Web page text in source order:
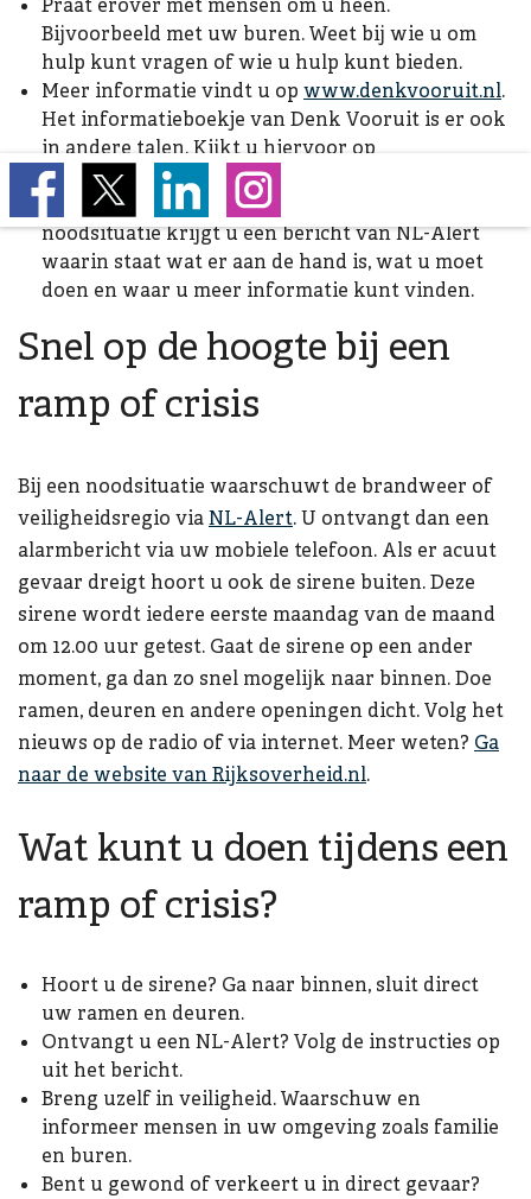
Praat erover met mensen om u heen.
Bijvoorbeeld met uw buren. Weet bij wie u om
hulp kunt vragen of wie u hulp kunt bieden.
Meer informatie vindt u op www.denkvooruit.nl.
Het informatieboekje van Denk Vooruit is er ook
in andere talen. Kijkt u hiervoor op
www.denkvooruit.nl/vertalingen
Stel NL-Alert in op uw mobiele telefoon
noodsituatie krijgt u een bericht van NL-Alert
waarin staat wat er aan de hand is, wat u moet
doen en waar u meer informatie kunt vinden.
Snel op de hoogte bij een
ramp of crisis
Bij een noodsituatie waarschuwt de brandweer of
veiligheidsregio viaNL-Alert. U ontvangt dan een
alarmbericht via uw mobiele telefoon. Als er acuut
gevaar dreigt hoort u ook de sirene buiten. Deze
sirene wordt iedere eerste maandag van de maand
om 12.00 uur getest. Gaat de sirene op een ander
moment, ga dan zo snel mogelijk naar binnen. Doe
ramen, deuren en andere openingen dicht. Volg het
nieuws op de radio of via internet. Meer weten? Ga
naar de website van Rijksoverheid.nl.
Wat kunt u doen tijdens een
ramp of crisis?
Hoort u de sirene? Ga naar binnen, sluit direct
uw ramen en deuren.
Ontvangt u een NL-Alert? Volg de instructies op
uit het bericht.
Breng uzelf in veiligheid. Waarschuw en
informeer mensen in uw omgeving zoals familie
en buren.
Bent u gewond of verkeert u in direct gevaar?